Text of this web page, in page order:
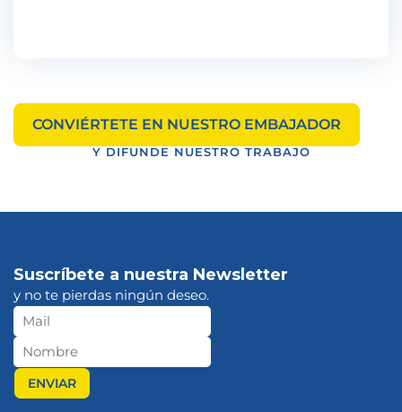
CONVIÉRTETE EN NUESTRO EMBAJADOR
Y DIFUNDE NUESTRO TRABAJO
Suscríbete a nuestra Newsletter
y no te pierdas ningún deseo.